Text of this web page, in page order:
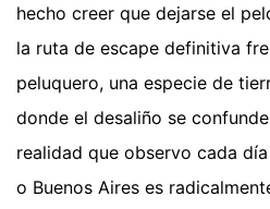
hecho creer que dejarse el
la ruta de escape definitiva
peluquero, una especie de
donde el desaliño se
realidad que observo cada
o Buenos Aires es